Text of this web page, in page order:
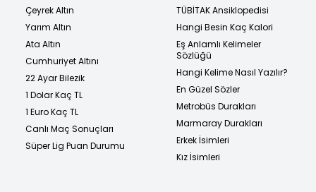
Çeyrek Altın
Yarım Altın
Ata Altın
Cumhuriyet Altını
22 Ayar Bilezik
1 Dolar Kaç TL
1 Euro Kaç TL
Canlı Maç Sonuçları
Süper Lig Puan Durumu
TÜBİTAK Ansiklopedisi
Hangi Besin Kaç Kalori
Eş Anlamlı Kelimeler
Sözlüğü
Hangi Kelime Nasıl Yazılır?
En Güzel Sözler
Metrobüs Durakları
Marmaray Durakları
Erkek İsimleri
Kız İsimleri